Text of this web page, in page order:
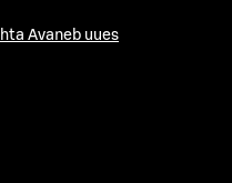
Avaneb uues